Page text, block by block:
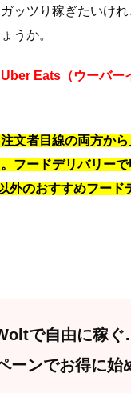
ッツり稼ぎたいけ
うか。
Eats（ウーバー
文者目線の両方か
フードデリバリー
のおすすめフード
で自由に稼
ーンでお得に始